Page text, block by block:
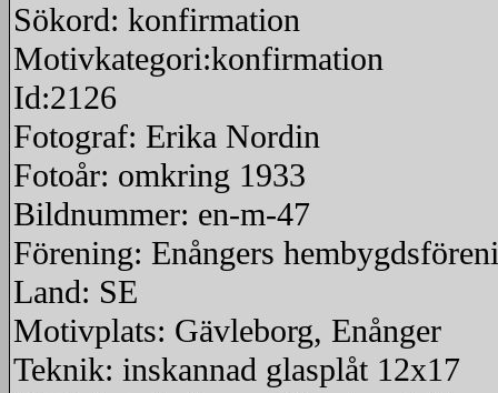
Sökord: konfirmation
Motivkategori:konfirmation
Id:2126
Fotograf: Erika Nordin
Fotoår: omkring 1933
Bildnummer: en-m-47
Förening: Enångers
Land: SE
Motivplats: Gävleborg, Enånger
Teknik: inskannad glasplåt 12x17